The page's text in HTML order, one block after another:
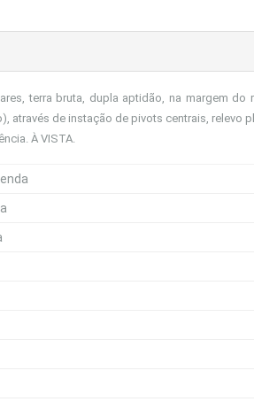
terra bruta, dupla aptidão, na margem
através de instação de pivots centrais, relevo
À VISTA.